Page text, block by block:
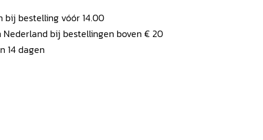
bij bestelling vóór 14.00
bij bestellingen boven € 20
14 dagen